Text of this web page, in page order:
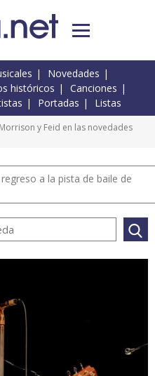
Novedades
históricos
Canciones
Portadas Listas
y Feid en las novedades
a la pista de baile de